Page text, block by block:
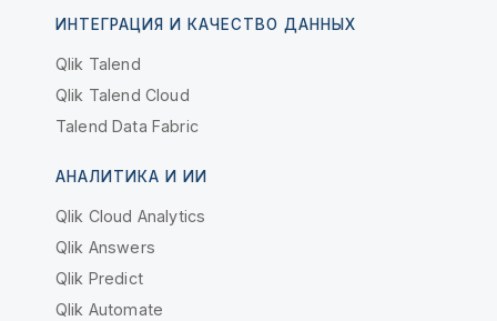
ИНТЕГРАЦИЯ И КАЧЕСТВО ДАННЫХ
Qlik Talend
Qlik Talend Cloud
Talend Data Fabric
АНАЛИТИКА И ИИ
Qlik Cloud Analytics
Qlik Answers
Qlik Predict
Qlik Automate